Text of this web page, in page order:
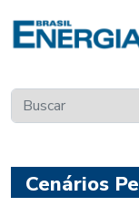
Cenários